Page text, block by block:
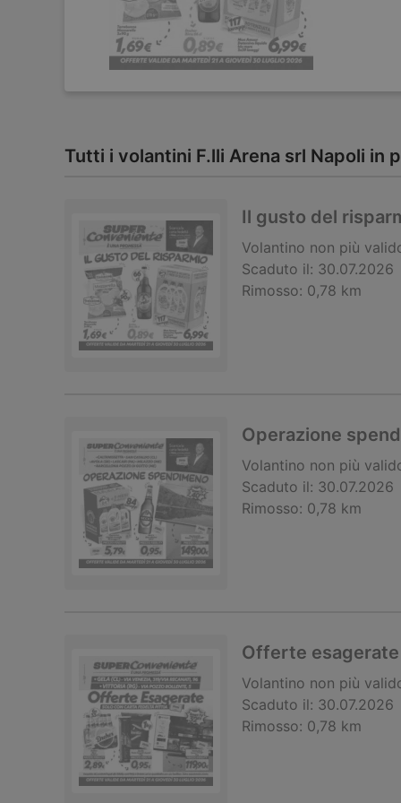
Tutti i volantini F.lli Arena srl Napoli in
Il gusto del
Volantino non più
Scaduto il: 30.07.2026
Rimosso: 0,78 km
Operazione
Volantino non più
Scaduto il: 30.07.2026
Rimosso: 0,78 km
Offerte esagerate
Volantino non più
Scaduto il: 30.07.2026
Rimosso: 0,78 km